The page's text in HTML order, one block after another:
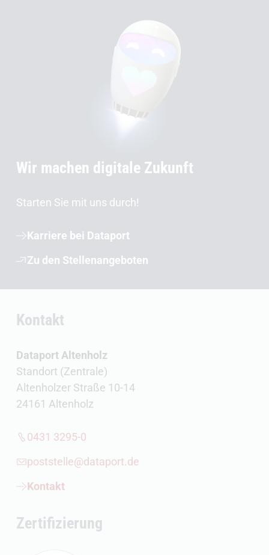
Wir machen digitale Zukunft
Starten Sie mit uns durch!
Karriere bei Dataport
Zu den Stellenangeboten
Kontakt
Dataport Altenholz
Standort (Zentrale)
Altenholzer Straße 10-14
24161 Altenholz
0431 3295-0
poststelle@dataport.de
Kontakt
Zertifizierung